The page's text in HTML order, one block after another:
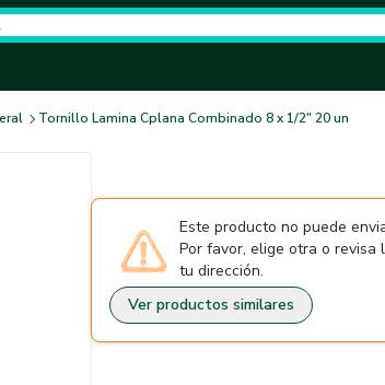
Tornillo Lamina Cplana Combinado 8 x 1/2" 20 un
Este producto no puede
Por favor, elige otra o revisa
tu dirección.
Ver productos similares